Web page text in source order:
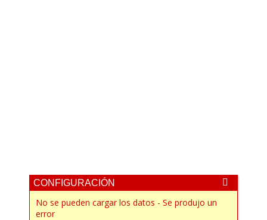
CONFIGURACIÓN
No se pueden cargar los datos - Se produjo un
error